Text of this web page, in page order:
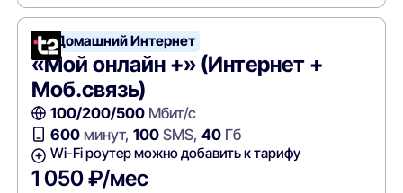
Т2 Домашний Интернет
«Мой онлайн +» (Интернет +
Моб.связь)
100/200/500Мбит/с
600минут, 100SMS, 40Гб
Wi-Fi роутер можно добавить к тарифу
1 050 ₽/мес